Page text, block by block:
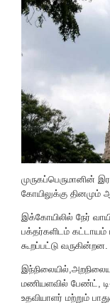
முருகப்பெருமானின்
கோயிலுக்கு
இக்கோயிலில் நேர்
பக்தர்களிடம் கட்டாயம்
கூறப்பட்டு வருகின்றன.
மணியளவில் பேண்ட்,
உதவியாளர் மற்றும்